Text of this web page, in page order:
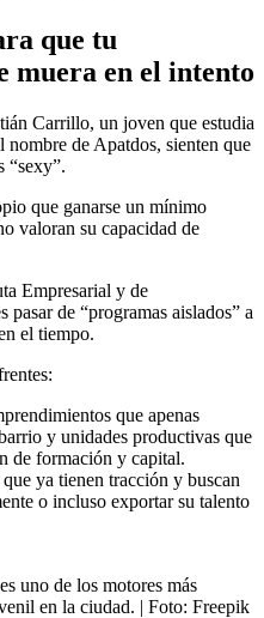
que tu
muera en el intento
Carrillo, un joven que estudia
de Apatdos, sienten que
“sexy”.
que ganarse un mínimo
valoran su capacidad de
Empresarial y de
de “programas aislados” a
el tiempo.
que apenas
y unidades productivas que
de formación y capital.
que ya tienen tracción y buscan
o incluso exportar su talento
uno de los motores más
en la ciudad. | Foto: Freepik